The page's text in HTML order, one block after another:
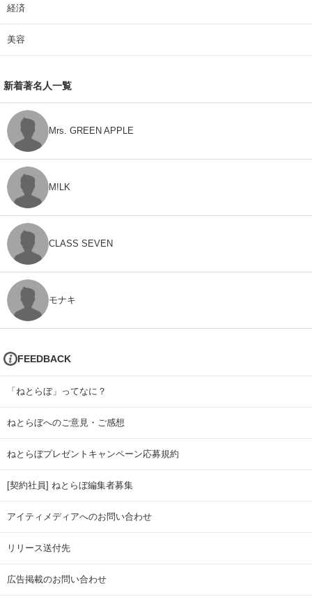
経済
美容
新着著名人一覧
Mrs. GREEN APPLE
M!LK
CLASS SEVEN
モナキ
FEEDBACK
「ねとらぼ」ってなに？
ねとらぼへのご意見・ご感想
ねとらぼプレゼントキャンペーン応募規約
[契約社員] ねとらぼ編集者募集
アイティメディアへのお問い合わせ
リリース送付先
広告掲載のお問い合わせ